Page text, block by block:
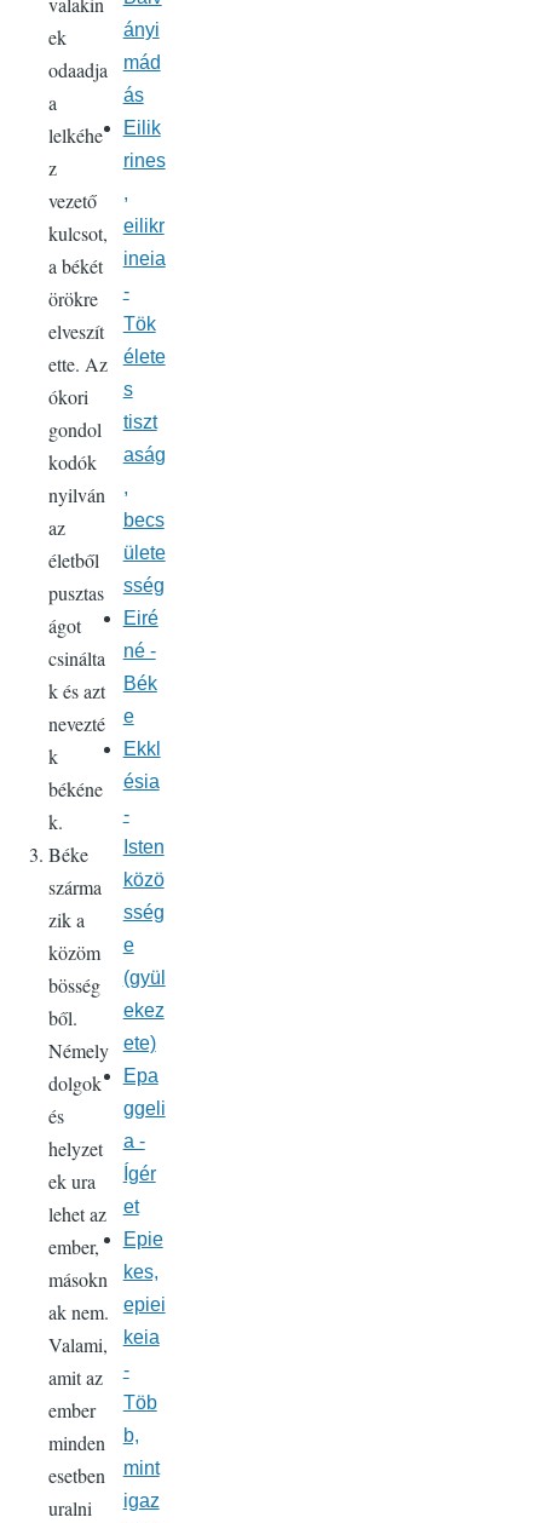
ek
odaadja
a
lelkéhe
z
vezető
kulcsot,
a békét
örökre
elveszít
ette. Az
ókori
gondol
kodók
nyilván
az
életből
pusztas
ágot
csinálta
k és azt
nevezté
k
békéne
k.
Béke
szárma
zik a
közöm
bösség
ből.
Némely
dolgok
és
helyzet
ek ura
lehet az
ember,
másokn
ak nem.
Valami,
amit az
ember
minden
esetben
uralni
ányi
mád
ás
Eilik
rines
,
eilikr
ineia
-
Tök
élete
s
tiszt
aság
,
becs
ülete
sség
Eiré
né -
Bék
e
Ekkl
ésia
-
Isten
közö
sség
e
(gyül
ekez
ete)
Epa
ggeli
a -
Ígér
et
Epie
kes,
epiei
keia
-
Töb
b,
mint
igaz